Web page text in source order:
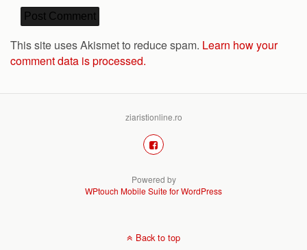
This site uses Akismet to reduce spam. Learn how your
comment data is processed.
ziaristionline.ro
Powered by
WPtouch Mobile Suite for WordPress
Back to top